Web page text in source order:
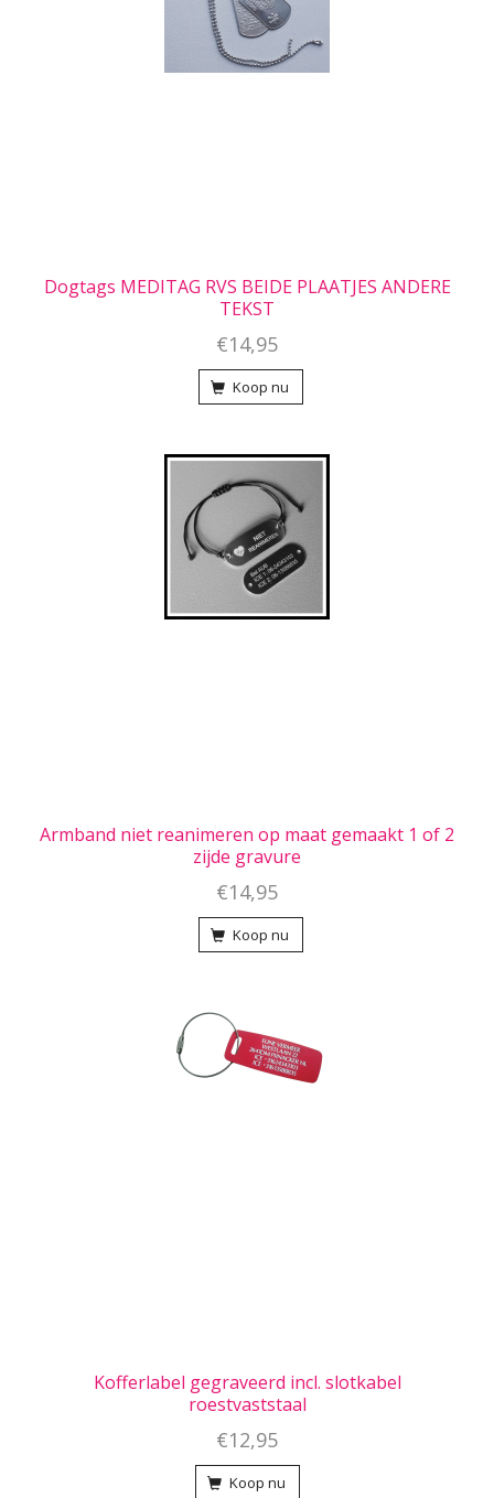
Dogtags MEDITAG RVS BEIDE PLAATJES ANDERE
TEKST
€14,95
Koop nu
Armband niet reanimeren op maat gemaakt 1 of 2
zijde gravure
€14,95
Koop nu
Kofferlabel gegraveerd incl. slotkabel
roestvaststaal
€12,95
Koop nu